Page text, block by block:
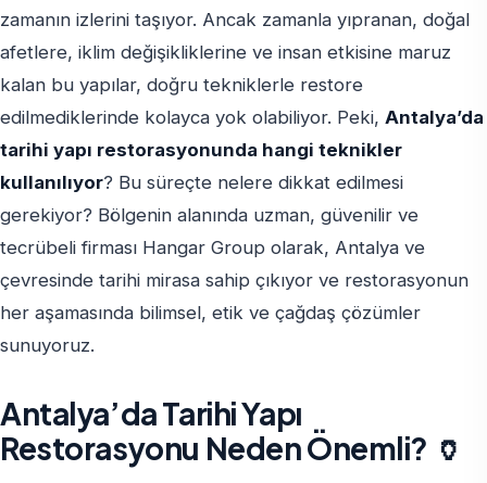
zamanın izlerini taşıyor. Ancak zamanla yıpranan, doğal
afetlere, iklim değişikliklerine ve insan etkisine maruz
kalan bu yapılar, doğru tekniklerle restore
edilmediklerinde kolayca yok olabiliyor. Peki, Antalya’da
tarihi yapı restorasyonunda hangi teknikler
kullanılıyor? Bu süreçte nelere dikkat edilmesi
gerekiyor? Bölgenin alanında uzman, güvenilir ve
tecrübeli firması Hangar Group olarak, Antalya ve
çevresinde tarihi mirasa sahip çıkıyor ve restorasyonun
her aşamasında bilimsel, etik ve çağdaş çözümler
sunuyoruz.
Antalya’da Tarihi Yapı
Restorasyonu Neden Önemli? 🏺